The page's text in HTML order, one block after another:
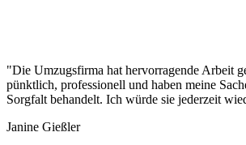
"Die Umzugsfirma hat hervorragende Arbeit
pünktlich, professionell und haben meine
Sorgfalt behandelt. Ich würde sie jederzeit
Janine Gießler